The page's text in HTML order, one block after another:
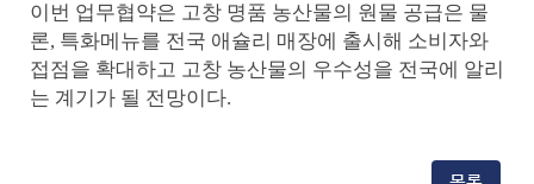
무
협
약
(1).JPG
바
로
이번 업무협약은 고창 명품 농산물의 원물 공급은 물
론, 특화메뉴를 전국 애슐리 매장에 출시해 소비자와
접점을 확대하고 고창 농산물의 우수성을 전국에 알리
는 계기가 될 전망이다.